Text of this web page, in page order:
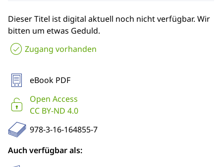
Dieser Titel ist digital aktuell noch nicht verfügbar. Wir
bitten um etwas Geduld.
Zugang vorhanden
eBook PDF
Open Access
CC BY-ND 4.0
978-3-16-164855-7
Auch verfügbar als: